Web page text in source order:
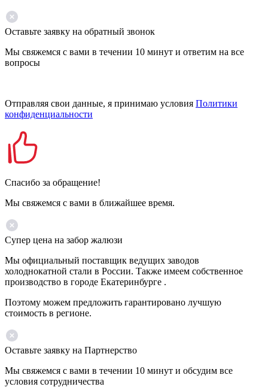
Оставьте заявку на обратный звонок
Мы свяжемся с вами в течении 10 минут и ответим на все
вопросы
Отправляя свои данные, я принимаю условия Политики
конфиденциальности
Спасибо за обращение!
Мы свяжемся с вами в ближайшее время.
Супер цена на забор жалюзи
Мы официальный поставщик ведущих заводов
холоднокатной стали в России. Также имеем собственное
производство в городе Екатеринбурге .
Поэтому можем предложить гарантировано лучшую
стоимость в регионе.
Оставьте заявку на Партнерство
Мы свяжемся с вами в течении 10 минут и обсудим все
условия сотрудничества